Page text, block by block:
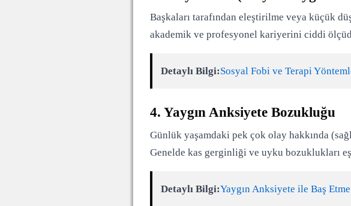
Başkaları tarafından eleştirilme veya küçük
akademik ve profesyonel kariyerini ciddi
Detaylı Bilgi:Sosyal Fobi ve Terapi
4. Yaygın Anksiyete Bozukluğu
Günlük yaşamdaki pek çok olay hakkında
Genelde kas gerginliği ve uyku bozuklukları
Detaylı Bilgi:Yaygın Anksiyete ile Baş